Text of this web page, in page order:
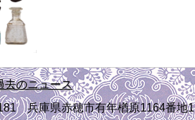
去のニュース
兵庫県赤穂市有年楢原1164番地1